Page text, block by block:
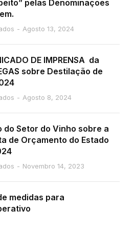
pelas Denominações
Agosto 13, 2024
DE IMPRENSA da
sobre Destilação de
Agosto 8, 2024
do Setor do Vinho sobre a
de Orçamento do Estado
Novembro 14, 2023
medidas para